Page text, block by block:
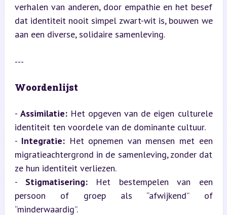
verhalen van anderen, door empathie en het besef
dat identiteit nooit simpel zwart-wit is, bouwen we
aan een diverse, solidaire samenleving.
---
Woordenlijst
- Assimilatie: Het opgeven van de eigen culturele
identiteit ten voordele van de dominante cultuur.
- Integratie: Het opnemen van mensen met een
migratieachtergrond in de samenleving, zonder dat
ze hun identiteit verliezen.
- Stigmatisering: Het bestempelen van een
persoon of groep als “afwijkend” of
“minderwaardig”.